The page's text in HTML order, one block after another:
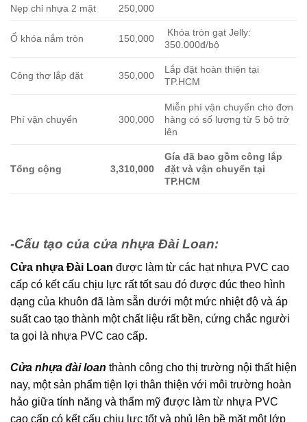
Nẹp chỉ nhựa 2 mặt 250,000
Ổ khóa nắm tròn 150,000
Khóa tròn gạt Jelly:
350.000đ/bộ
Công thợ lắp đặt 350,000
Lắp đặt hoàn thiện tại
TP.HCM
Phí vận chuyển 300,000
Miễn phí vận chuyển cho đơn
hàng có số lượng từ 5 bộ trở
lên
Tổng cộng 3,310,000
Gía đã bao gồm công lắp
đặt và vận chuyển tại
TP.HCM
-Cấu tạo của cửa nhựa Đài Loan:
Cửa nhựa Đài Loan được làm từ các hạt nhựa PVC cao
cấp có kết cấu chịu lực rất tốt sau đó được đúc theo hình
dạng của khuôn đã làm sẵn dưới một mức nhiệt độ và áp
suất cao tạo thành một chất liệu rất bền, cứng chắc người
ta gọi là nhựa PVC cao cấp.
Cửa nhựa đài loan thành công cho thị trường nội thất hiện
nay, một sản phẩm tiện lợi thân thiện với môi trường hoàn
hảo giữa tính năng và thẩm mỹ được làm từ nhựa PVC
cao cấp có kết cấu chịu lực tốt và phủ lên bề mặt một lớp